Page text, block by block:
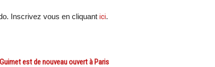
Inscrivez vous en cliquant ici.
est de nouveau ouvert à Paris